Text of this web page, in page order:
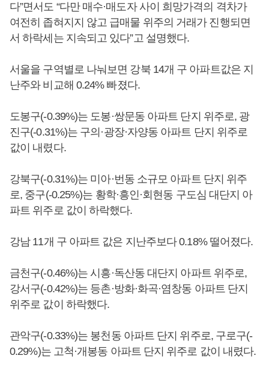
다”면서도 “다만 매수·매도자 사이 희망가격의 격차가
여전히 좁혀지지 않고 급매물 위주의 거래가 진행되면
서 하락세는 지속되고 있다”고 설명했다.
서울을 구역별로 나눠보면 강북 14개 구 아파트값은 지
난주와 비교해 0.24% 빠졌다.
도봉구(-0.39%)는 도봉·쌍문동 아파트 단지 위주로, 광
진구(-0.31%)는 구의·광장·자양동 아파트 단지 위주로
값이 내렸다.
강북구(-0.31%)는 미아·번동 소규모 아파트 단지 위주
로, 중구(-0.25%)는 황학·흥인·회현동 구도심 대단지 아
파트 위주로 값이 하락했다.
강남 11개 구 아파트 값은 지난주보다 0.18% 떨어졌다.
금천구(-0.46%)는 시흥·독산동 대단지 아파트 위주로,
강서구(-0.42%)는 등촌·방화·화곡·염창동 아파트 단지
위주로 값이 하락했다.
관악구(-0.33%)는 봉천동 아파트 단지 위주로, 구로구(-
0.29%)는 고척·개봉동 아파트 단지 위주로 값이 내렸다.